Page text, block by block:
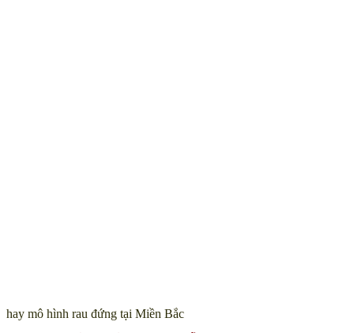
hay mô hình rau đứng tại Miền Bắc